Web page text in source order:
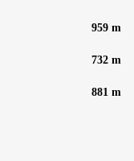
959 m
732 m
881 m